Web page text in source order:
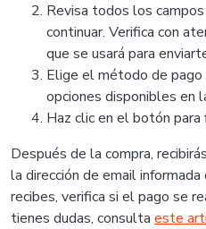
Revisa todos los
continuar. Verifica con
que se usará para
Elige el método de
opciones disponibles en
Haz clic en el botón para
Después de la compra,
la dirección de email
recibes, verifica si el pago se
tienes dudas, consulta este